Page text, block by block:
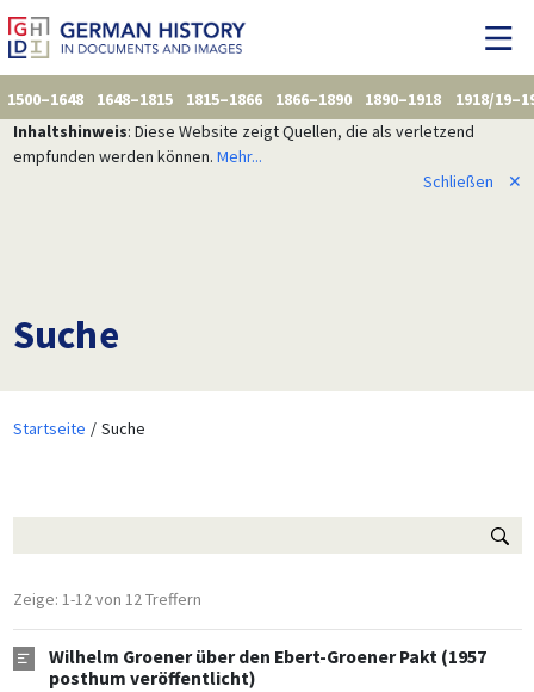
1500–1648 1648–1815 1815–1866 1866–1890 1890–1918
1918/
Inhaltshinweis: Diese Website zeigt Quellen, die als verletzend
empfunden werden können. Mehr...
Schließen
✕
Suche
Startseite Suche
Zeige: 1-12 von 12 Treffern
Wilhelm Groener über den Ebert-Groener Pakt (1957
posthum veröffentlicht)